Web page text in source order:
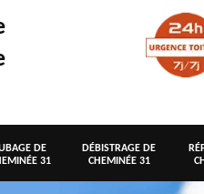
DE
31
DÉBISTRAGE DE
CHEMINÉE 31